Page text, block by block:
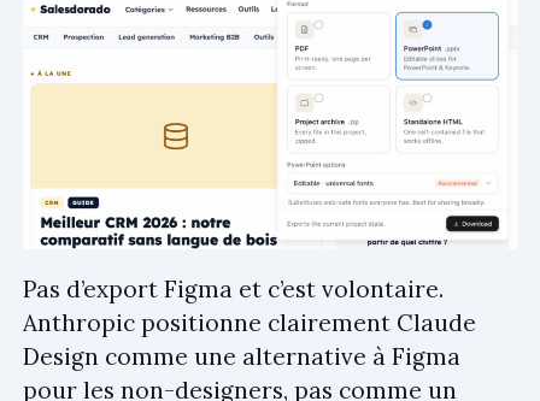
Pas d’export Figma et c’est volontaire.
Anthropic positionne clairement Claude
Design comme une alternative à Figma
pour les non-designers, pas comme un